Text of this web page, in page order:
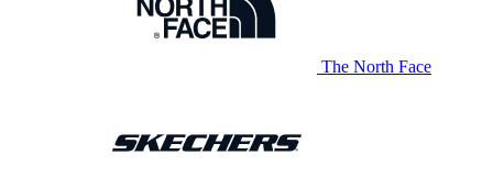
The North Face